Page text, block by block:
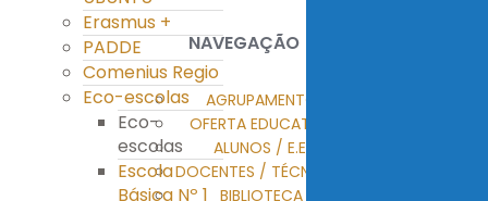
Erasmus +
PADDE
Comenius Regio
Eco-escolas
Eco-
escolas
Escola
Básica Nº 1
NAVEGAÇÃO
AGRUPAMENTO
OFERTA EDUCATIVA
ALUNOS / E.E.
DOCENTES / TÉCNICOS
BIBLIOTECA